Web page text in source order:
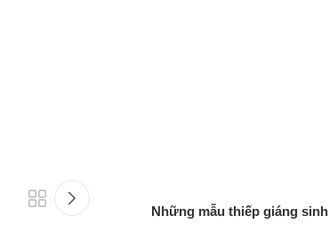
Những mẫu thiếp giáng